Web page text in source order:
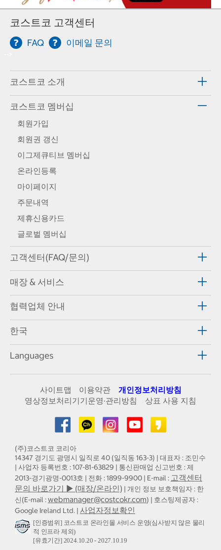
코스트코 고객센터
FAQ 이메일 문의
코스트코 소개
코스트코 멤버십
회원가입
회원권 갱신
이그제큐티브 멤버십
온라인등록
마이페이지
주문내역
제휴신용카드
글로벌 멤버십
고객센터(FAQ/문의)
매장 & 서비스
협력업체 안내
한국
Languages
사이트맵 이용약관
개인정보처리방침
영상정보처리기기운영·관리방침
상표 사용 지침
(주)코스트코 코리아
14347 경기도 광명시 일직로 40 (일직동 163-3) | 대표자 : 조민수
| 사업자 등록번호 : 107-81-63829 | 통신판매업 신고번호 : 제
2013-경기광명-0013호 | 전화 : 1899-9900 | E-mail : 고객센터
문의 바로가기 ▶ (매장/온라인) | 개인 정보 보호책임자 : 한
신(E-mail :webmanager@costcokr.com) | 호스팅제공자 :
Google Ireland Ltd. | 사업자정보확인
[인증범위] 코스트코 온라인몰 서비스 운영(심사받지 않은 물리
적 인프라 제외)
[유효기간] 2024.10.20 - 2027.10.19